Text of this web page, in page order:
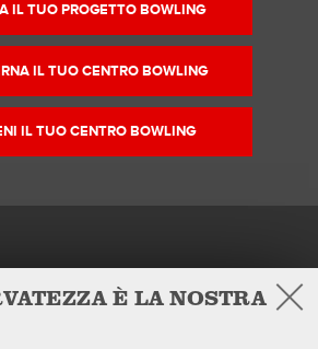
È LA NOSTRA
IL TUO PROGETTO BOWLING
IL TUO CENTRO BOWLING
IL TUO CENTRO BOWLING